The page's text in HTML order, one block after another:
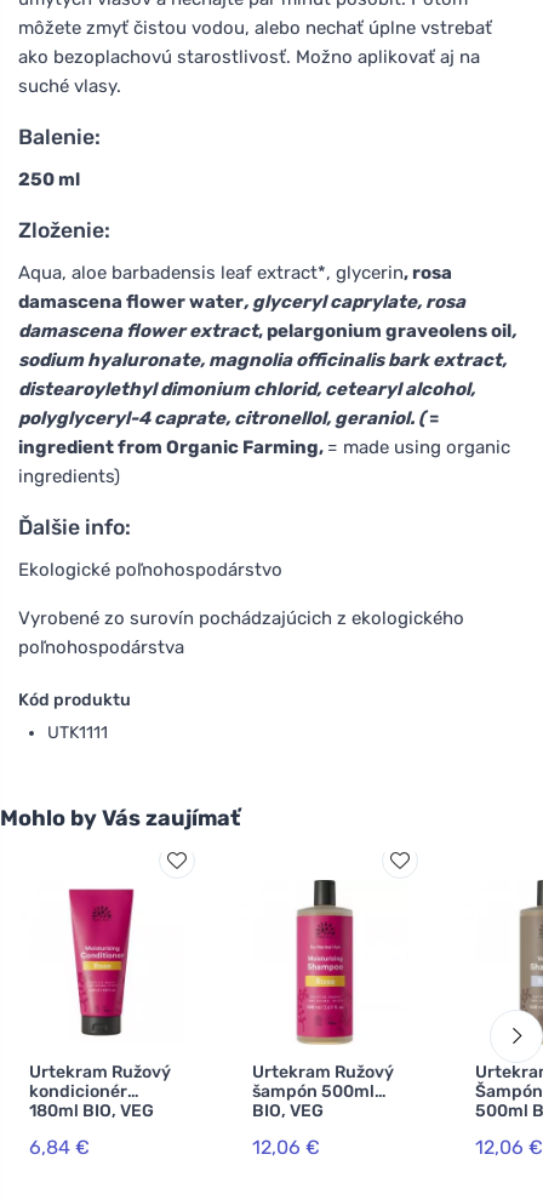
môžete zmyť čistou vodou, alebo nechať úplne vstrebať
ako bezoplachovú starostlivosť. Možno aplikovať aj na
suché vlasy.
Balenie:
250 ml
Zloženie:
Aqua, aloe barbadensis leaf extract*, glycerin, rosa
damascena flower water, glyceryl caprylate, rosa
damascena flower extract, pelargonium graveolens oil,
sodium hyaluronate, magnolia officinalis bark extract,
distearoylethyl dimonium chlorid, cetearyl alcohol,
polyglyceryl-4 caprate, citronellol, geraniol. (=
ingredient from Organic Farming, = made using organic
ingredients)
Ďalšie info:
Ekologické poľnohospodárstvo
Vyrobené zo surovín pochádzajúcich z ekologického
poľnohospodárstva
Kód produktu
UTK1111
Mohlo by Vás zaujímať
Urtekram Ružový
kondicionér
180ml BIO, VEG
6,84 €
Urtekram Ružový
šampón 500ml
BIO, VEG
12,06 €
500ml
12,06 €